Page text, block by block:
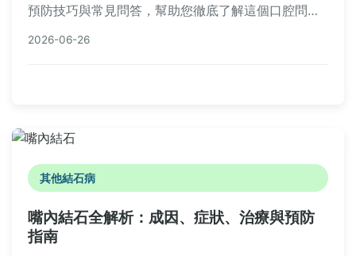
預防技巧與常見問答，幫助您徹底了解這個口腔問
2026-06-26
其他結石病
嘴內結石全解析：成因、症狀、治療與預防
指南